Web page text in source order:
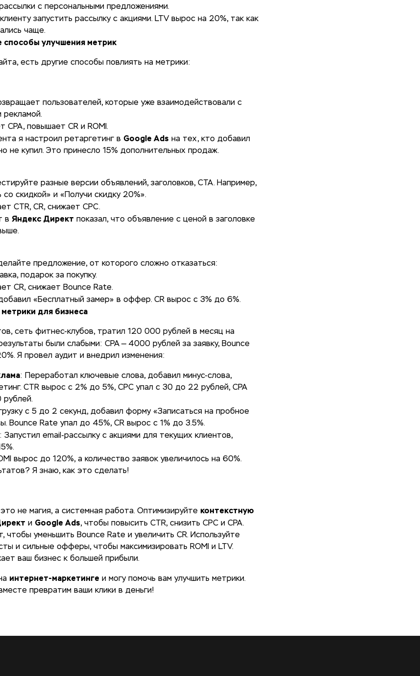
с персональными предложениями.
запустить рассылку с акциями. LTV вырос на 20%, так как
чаще.
улучшения метрик
есть другие способы повлиять на метрики:
пользователей, которые уже взаимодействовали с
рекламой.
CPA, повышает CR и ROMI.
я настроил ретаргетинг в Google Ads на тех, кто добавил
не купил. Это принесло 15% дополнительных продаж.
разные версии объявлений, заголовков, CTA. Например,
со скидкой» и «Получи скидку 20%».
CTR, CR, снижает CPC.
в Яндекс Директ показал, что объявление с ценой в заголовке
предложение, от которого сложно отказаться:
подарок за покупку.
CR, снижает Bounce Rate.
«Бесплатный замер» в оффер. CR вырос с 3% до 6%.
для бизнеса
сеть фитнес-клубов, тратил 120 000 рублей в месяц на
были слабыми: CPA — 4000 рублей за заявку, Bounce
Я провел аудит и внедрил изменения:
: Переработал ключевые слова, добавил минус-слова,
CTR вырос с 2% до 5%, CPC упал с 30 до 22 рублей, CPA
рублей.
с 5 до 2 секунд, добавил форму «Записаться на пробное
Bounce Rate упал до 45%, CR вырос с 1% до 3.5%.
: Запустил email-рассылку с акциями для текущих клиентов,
вырос до 120%, а количество заявок увеличилось на 60%.
Я знаю, как это сделать!
не магия, а системная работа. Оптимизируйте контекстную
и Google Ads, чтобы повысить CTR, снизить CPC и CPA.
чтобы уменьшить Bounce Rate и увеличить CR. Используйте
и сильные офферы, чтобы максимизировать ROMI и LTV.
ваш бизнес к большей прибыли.
интернет-маркетинге и могу помочь вам улучшить метрики.
превратим ваши клики в деньги!